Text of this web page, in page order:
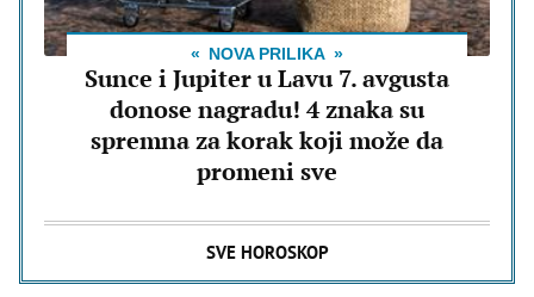
NOVA PRILIKA
Sunce i Jupiter u Lavu 7. avgusta
donose nagradu! 4 znaka su
spremna za korak koji može da
promeni sve
SVE HOROSKOP